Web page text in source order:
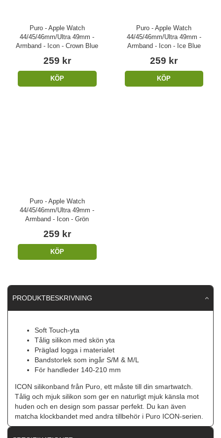
Puro - Apple Watch
44/45/46mm/Ultra 49mm -
Armband - Icon - Crown Blue
259 kr
KÖP
Puro - Apple Watch
44/45/46mm/Ultra 49mm -
Armband - Icon - Ice Blue
259 kr
KÖP
Puro - Apple Watch
44/45/46mm/Ultra 49mm -
Armband - Icon - Grön
259 kr
KÖP
PRODUKTBESKRIVNING
Soft Touch-yta
Tålig silikon med skön yta
Präglad logga i materialet
Bandstorlek som ingår S/M & M/L
För handleder 140-210 mm
ICON silikonband från Puro, ett måste till din smartwatch.
Tålig och mjuk silikon som ger en naturligt mjuk känsla mot
huden och en design som passar perfekt. Du kan även
matcha klockbandet med andra tillbehör i Puro ICON-serien.